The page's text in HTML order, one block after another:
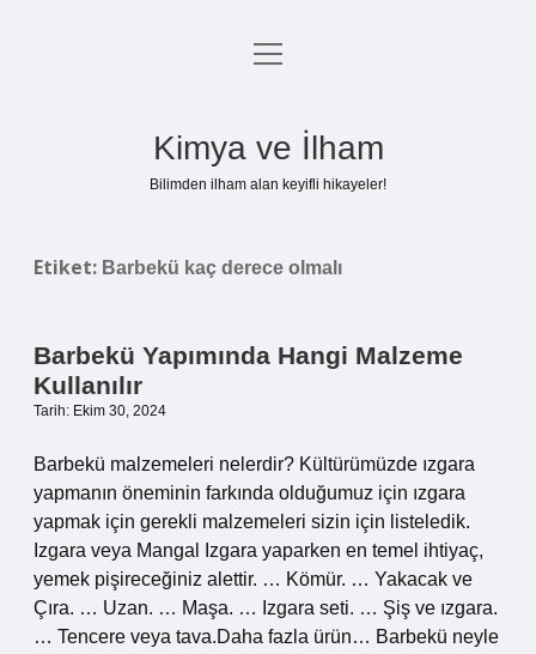
Anasayfa
menüyü
Kimya ve İlham
Bilimden ilham alan keyifli hikayeler!
Etiket: Barbekü kaç derece olmalı
Barbekü Yapımında Hangi Malzeme
Kullanılır
Tarih: Ekim 30, 2024
Barbekü malzemeleri nelerdir? Kültürümüzde ızgara
yapmanın öneminin farkında olduğumuz için ızgara
yapmak için gerekli malzemeleri sizin için listeledik.
Izgara veya Mangal Izgara yaparken en temel ihtiyaç,
yemek pişireceğiniz alettir. … Kömür. … Yakacak ve
Çıra. … Uzan. … Maşa. … Izgara seti. … Şiş ve ızgara.
… Tencere veya tava.Daha fazla ürün… Barbekü neyle